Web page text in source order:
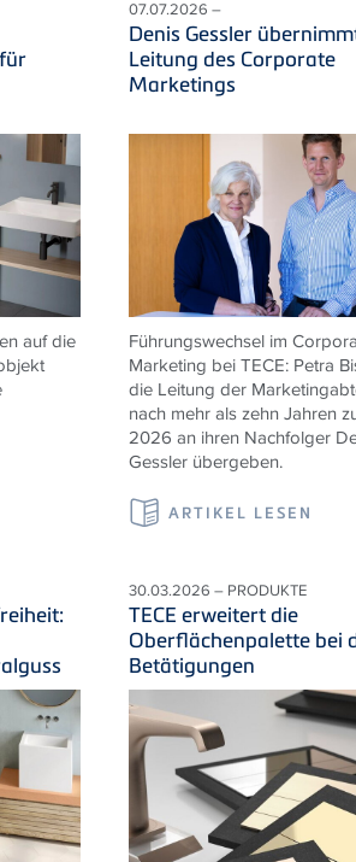
auf die
07.07.2026 –
Denis Gessler
Leitung des Corporate
Marketings
Führungswechsel im
Marketing bei TECE: Petra
die Leitung der
nach mehr als zehn Jahren
2026 an ihren Nachfolger
Gessler übergeben.
ARTIKEL LESEN
30.03.2026 – PRODUKTE
TECE erweitert die
Oberflächenpalette bei
Betätigungen